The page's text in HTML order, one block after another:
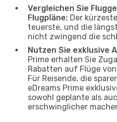
Vergleichen Sie
Flugpläne: Der
teuerste, und die
nicht zwingend die
Nutzen Sie exklusive
Prime erhalten Sie
Rabatten auf Flüge
Für Reisende, die
eDreams Prime
sowohl geplante als
erschwinglicher